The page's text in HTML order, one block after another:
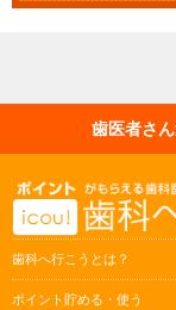
歯医者さ
歯科へ行こうとは？
ポイント貯める・使う